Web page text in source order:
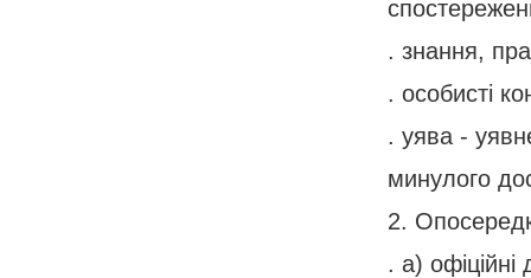
. знання,
. особисті
. уява -
минулого
2.
. а)